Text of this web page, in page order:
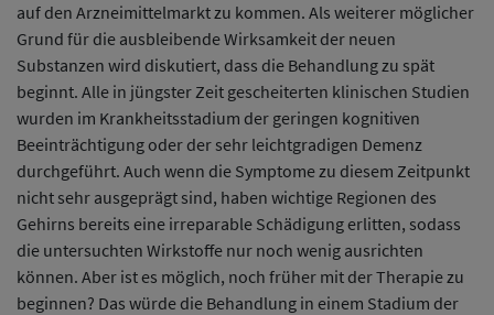
auf den Arzneimittelmarkt zu kommen. Als weiterer möglicher
Grund für die ausbleibende Wirksamkeit der neuen
Substanzen wird diskutiert, dass die Behandlung zu spät
beginnt. Alle in jüngster Zeit gescheiterten klinischen Studien
wurden im Krankheitsstadium der geringen kognitiven
Beeinträchtigung oder der sehr leichtgradigen Demenz
durchgeführt. Auch wenn die Symptome zu diesem Zeitpunkt
nicht sehr ausgeprägt sind, haben wichtige Regionen des
Gehirns bereits eine irreparable Schädigung erlitten, sodass
die untersuchten Wirkstoffe nur noch wenig ausrichten
können. Aber ist es möglich, noch früher mit der Therapie zu
beginnen? Das würde die Behandlung in einem Stadium der